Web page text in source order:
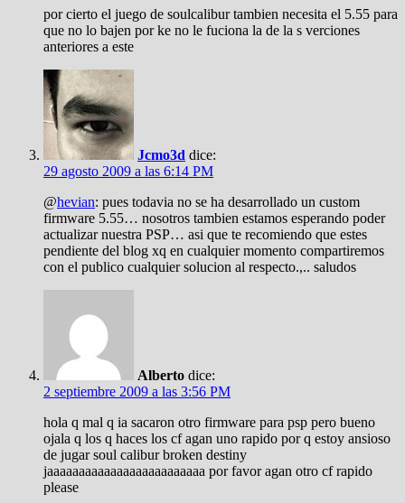
por cierto el juego de soulcalibur tambien necesita el 5.55 para
que no lo bajen por ke no le fuciona la de la s verciones
anteriores a este
Jcmo3d dice:
29 agosto 2009 a las 6:14 PM
@hevian: pues todavia no se ha desarrollado un custom
firmware 5.55… nosotros tambien estamos esperando poder
actualizar nuestra PSP… asi que te recomiendo que estes
pendiente del blog xq en cualquier momento compartiremos
con el publico cualquier solucion al respecto.,.. saludos
Alberto dice:
2 septiembre 2009 a las 3:56 PM
hola q mal q ia sacaron otro firmware para psp pero bueno
ojala q los q haces los cf agan uno rapido por q estoy ansioso
de jugar soul calibur broken destiny
jaaaaaaaaaaaaaaaaaaaaaaaaa por favor agan otro cf rapido
please